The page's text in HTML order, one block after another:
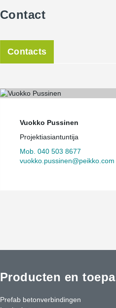
Contact
Contacts
Vuokko Pussinen
Projektiasiantuntija
Mob. 040 503 8677
vuokko.pussinen@peikko.com
Producten en
Prefab betonverbindingen